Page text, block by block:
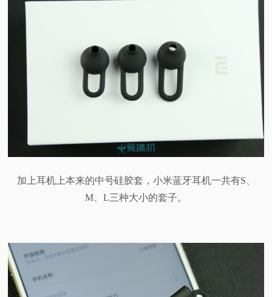
加上耳机上本来的中号硅胶套，小米蓝牙耳机一共有S、
M、L三种大小的套子。